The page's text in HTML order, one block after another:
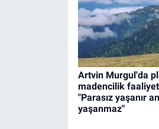
Artvin Murgul'da
madencilik
"Parasız yaşanır
yaşanmaz"